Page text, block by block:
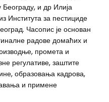
и др Илија
Института за пестициде
Часопис је основан
радове домаћих и
промета и
регулативе, заштите
образовања кадрова,
и примене